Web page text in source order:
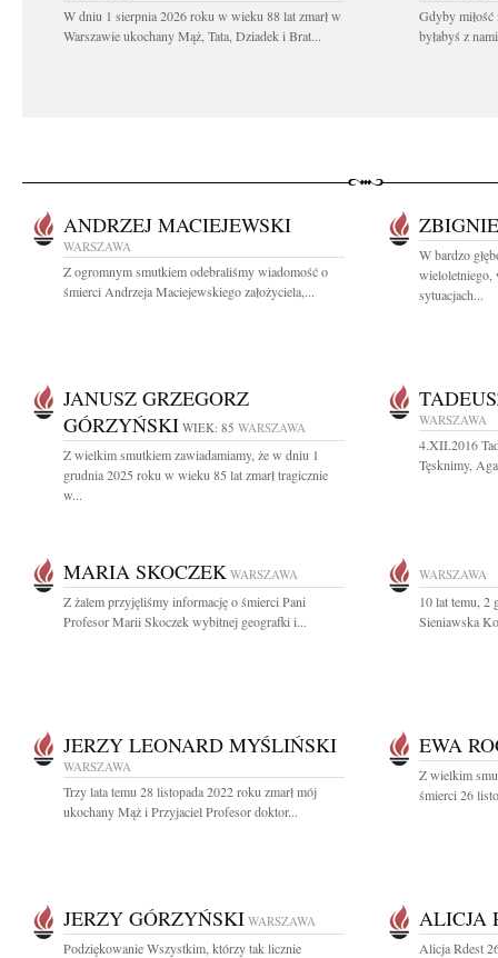
W dniu 1 sierpnia 2026 roku w wieku 88 lat zmarł w
Warszawie ukochany Mąż, Tata, Dziadek i Brat...
Gdyby miłość
byłabyś z
ANDRZEJ MACIEJEWSKI
WARSZAWA
Z ogromnym smutkiem odebraliśmy wiadomość o
śmierci Andrzeja Maciejewskiego założyciela,...
W bardzo
wieloletniego,
sytuacjach...
JANUSZ GRZEGORZ
GÓRZYŃSKI WIEK: 85 WARSZAWA
Z wielkim smutkiem zawiadamiamy, że w dniu 1
grudnia 2025 roku w wieku 85 lat zmarł tragicznie
w...
WARSZAWA
4.XII.2016
Tęsknimy,
MARIA SKOCZEK WARSZAWA
Z żalem przyjęliśmy informację o śmierci Pani
Profesor Marii Skoczek wybitnej geografki i...
WARSZAWA
10 lat temu, 2
Sieniawska
JERZY LEONARD MYŚLIŃSKI
WARSZAWA
Trzy lata temu 28 listopada 2022 roku zmarł mój
ukochany Mąż i Przyjaciel Profesor doktor...
EWA
Z wielkim
śmierci 26
JERZY GÓRZYŃSKI WARSZAWA
Podziękowanie Wszystkim, którzy tak licznie
ALICJA
Alicja Rdest